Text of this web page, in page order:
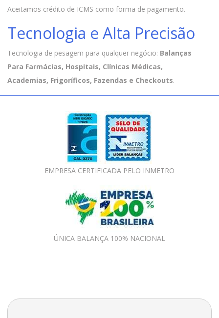
Aceitamos crédito de ICMS como forma de pagamento.
Tecnologia e Alta Precisão
Tecnologia de pesagem para qualquer negócio: Balanças
Para Farmácias, Hospitais, Clínicas Médicas,
Academias, Frigoríficos, Fazendas e Checkouts.
EMPRESA CERTIFICADA PELO INMETRO
ÚNICA BALANÇA 100% NACIONAL